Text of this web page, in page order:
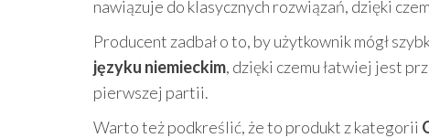
nawiązuje do klasycznych rozwiązań, dzięki
Producent zadbał o to, by użytkownik mógł
języku niemieckim, dzięki czemu łatwiej jest
pierwszej partii.
Warto też podkreślić, że to produkt z kategorii